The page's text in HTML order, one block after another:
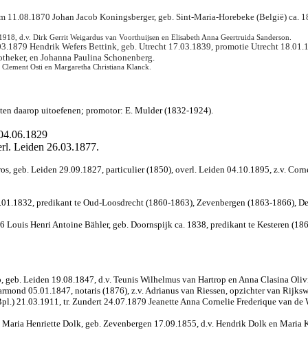
Johan Jacob Koningsberger, geb. Sint-Maria-Horebeke (België) ca.
d.v. Dirk Gerrit Weigardus van Voorthuijsen en Elisabeth Anna Geertruida Sanderson.
Hendrik Wefers Bettink, geb. Utrecht 17.03.1839, promotie Utrecht
en Johanna Paulina Schonenberg.
Osti en Margaretha Christiana Klanck.
daarop uitoefenen; promotor: E. Mulder (1832-1924).
Leiden 26.03.1877.
geb. Leiden 29.09.1827, particulier (1850), overl. Leiden 04.10.1895, z.v.
predikant te Oud-Loosdrecht (1860-1863), Zevenbergen (1863-1866),
Henri Antoine Bähler, geb. Doornspijk ca. 1838, predikant te Kesteren
Leiden 19.08.1847, d.v. Teunis Wilhelmus van Hartrop en Anna Clasina
05.01.1847, notaris (1876), z.v. Adrianus van Riessen, opzichter van
21.03.1911, tr. Zundert 24.07.1879 Jeanette Anna Cornelie Frederique van
Henriette Dolk, geb. Zevenbergen 17.09.1855, d.v. Hendrik Dolk en Maria